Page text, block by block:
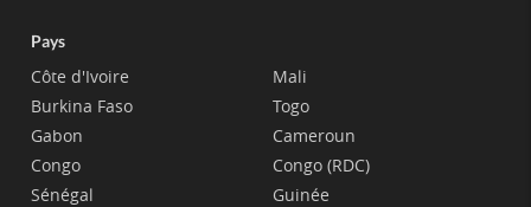
Pays
Côte d'Ivoire
Burkina Faso
Gabon
Congo
Sénégal
Mali
Togo
Cameroun
Congo (RDC)
Guinée